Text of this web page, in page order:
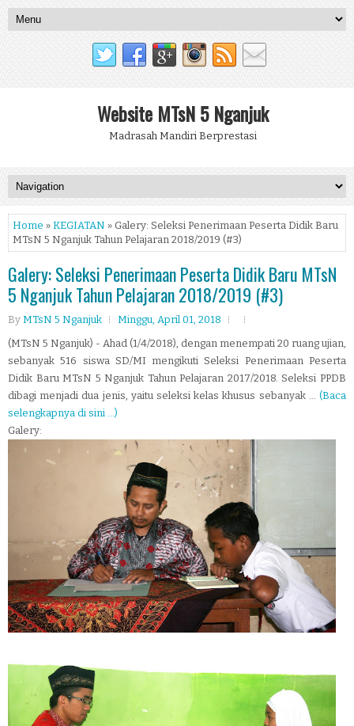
Website MTsN 5 Nganjuk
Madrasah Mandiri Berprestasi
Home » KEGIATAN » Galery: Seleksi Penerimaan Peserta Didik Baru
MTsN 5 Nganjuk Tahun Pelajaran 2018/2019 (#3)
Galery: Seleksi Penerimaan Peserta Didik Baru MTsN
5 Nganjuk Tahun Pelajaran 2018/2019 (#3)
By MTsN 5 Nganjuk
Minggu, April 01, 2018
(MTsN 5 Nganjuk) - Ahad (1/4/2018), dengan menempati 20 ruang ujian,
sebanyak 516 siswa SD/MI mengikuti Seleksi Penerimaan Peserta
Didik Baru MTsN 5 Nganjuk Tahun Pelajaran 2017/2018. Seleksi PPDB
dibagi menjadi dua jenis, yaitu seleksi kelas khusus sebanyak ... (Baca
selengkapnya di sini ...)
Galery: